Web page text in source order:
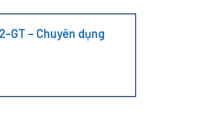
GT – Chuyên dụng